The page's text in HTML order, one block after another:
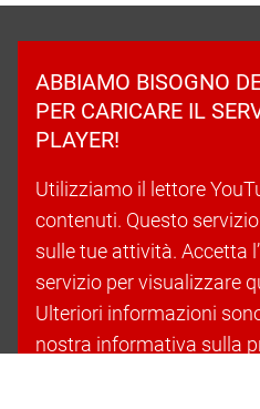
ABBIAMO BISOGNO
PER CARICARE IL
PLAYER!
Utilizziamo il lettore
contenuti. Questo
sulle tue attività. Accetta
servizio per visualizzare
Ulteriori informazioni
nostra informativa sulla